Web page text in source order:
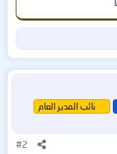
نائب المدير العام
#2